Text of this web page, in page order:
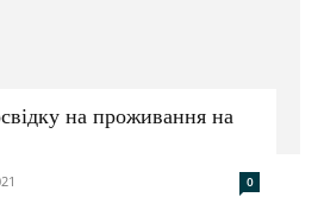
на проживання на
0